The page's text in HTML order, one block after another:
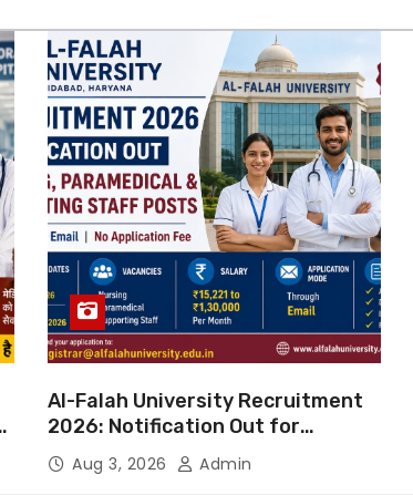
Al-Falah University Recruitment
2026: Notification Out for
Nursing, Paramedical &
Supporting Staff Posts, Apply
Aug 3, 2026 Admin